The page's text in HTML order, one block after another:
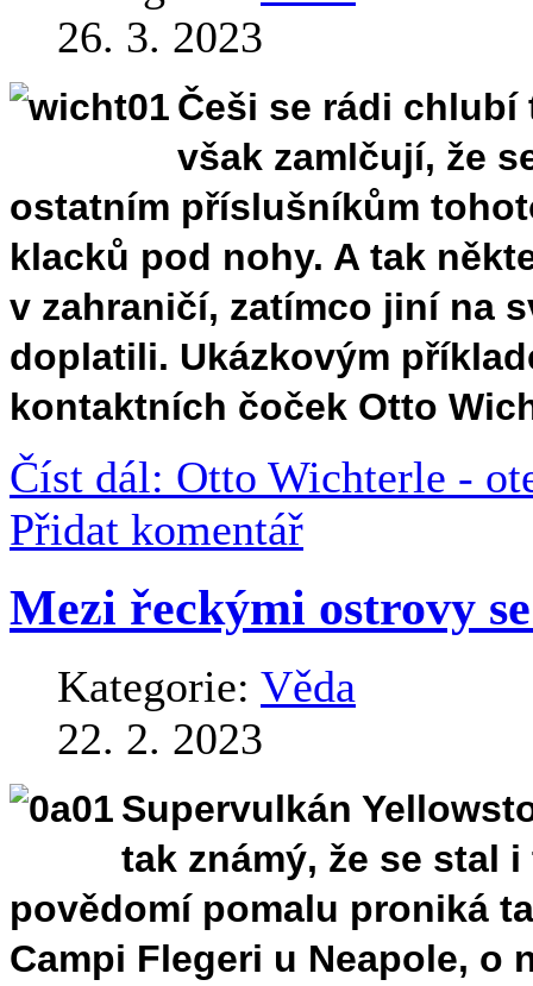
26. 3. 2023
Češi se rádi
však zamlčují, že
ostatním příslušníkům
klacků pod nohy. A tak
v zahraničí, zatímco jiní na
doplatili. Ukázkovým
kontaktních čoček Otto
Číst dál: Otto Wichterle -
Přidat komentář
Mezi řeckými ostrovy
Kategorie: Věda
22. 2. 2023
Supervulkán
tak známý, že se stal
povědomí pomalu proniká
Campi Flegeri u Neapole, o